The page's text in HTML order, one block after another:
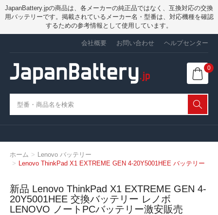
JapanBattery.jpの商品は、各メーカーの純正品ではなく、互換対応の交換
用バッテリーです。掲載されているメーカー名・型番は、対応機種を確認
するための参考情報として使用しています。
会社概要 お問い合わせ ヘルプセンター
0
ホーム
Lenovo バッテリー
Lenovo ThinkPad X1 EXTREME GEN 4-20Y5001HEE バッテリー
新品 Lenovo ThinkPad X1 EXTREME GEN 4-
20Y5001HEE 交換バッテリー レノボ
LENOVO ノートPCバッテリー激安販売